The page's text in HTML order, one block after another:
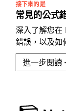
接下來的是
常見的公式
深入了解您在
錯誤，以及如
進一步閱讀